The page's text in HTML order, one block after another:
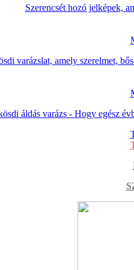
Szerencsét hozó jelképek,
varázslat, amely szerelmet,
áldás varázs - Hogy egész